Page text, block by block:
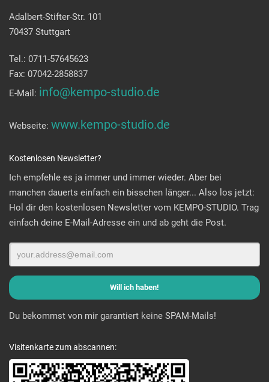
Adalbert-Stifter-Str. 101
70437 Stuttgart
Tel.: 0711-57645623
Fax: 07042-2858837
E-Mail: info@kempo-studio.de
Webseite: www.kempo-studio.de
Kostenlosen Newsletter?
Ich empfehle es ja immer und immer wieder. Aber bei
manchen dauerts einfach ein bisschen länger... Also los jetzt:
Hol dir den kostenlosen Newsletter vom KEMPO-STUDIO. Trag
einfach deine E-Mail-Adresse ein und ab geht die Post.
Du bekommst von mir garantiert keine SPAM-Mails!
Visitenkarte zum abscannen: